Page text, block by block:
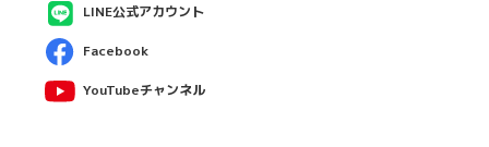
LINE公式アカウント
Facebook
YouTubeチャンネル